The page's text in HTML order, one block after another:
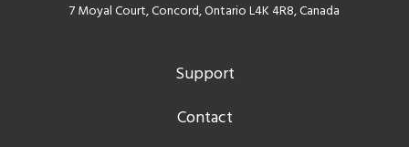
7 Moyal Court, Concord, Ontario L4K 4R8, Canada
Support
Contact